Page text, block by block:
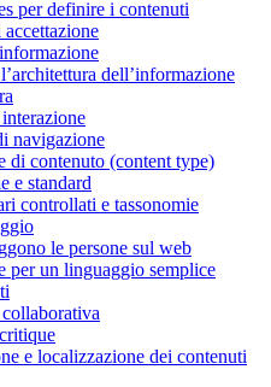
per definire i contenuti
dell’informazione
navigazione
di contenuto (content type)
e standard
controllati e tassonomie
le persone sul web
per un linguaggio semplice
e localizzazione dei contenuti